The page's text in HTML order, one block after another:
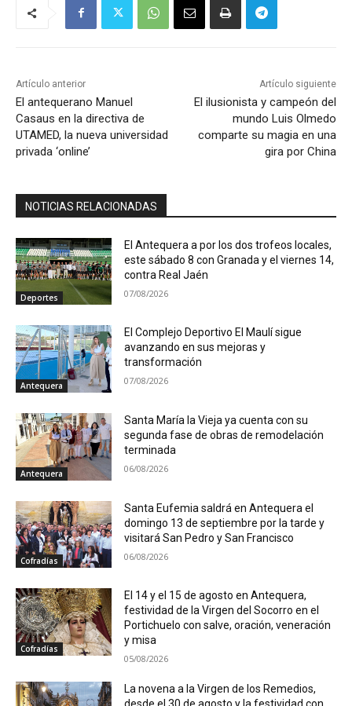
Artículo anterior
El antequerano Manuel
Casaus en la directiva de
UTAMED, la nueva universidad
privada ‘online’
Artículo siguiente
El ilusionista y campeón del
mundo Luis Olmedo
comparte su magia en una
gira por China
NOTICIAS RELACIONADAS
Deportes
El Antequera a por los dos trofeos locales,
este sábado 8 con Granada y el viernes 14,
contra Real Jaén
07/08/2026
Antequera
El Complejo Deportivo El Maulí sigue
avanzando en sus mejoras y
transformación
07/08/2026
Antequera
Santa María la Vieja ya cuenta con su
segunda fase de obras de remodelación
terminada
06/08/2026
Cofradías
Santa Eufemia saldrá en Antequera el
domingo 13 de septiembre por la tarde y
visitará San Pedro y San Francisco
06/08/2026
Cofradías
El 14 y el 15 de agosto en Antequera,
festividad de la Virgen del Socorro en el
Portichuelo con salve, oración, veneración
y misa
05/08/2026
La novena a la Virgen de los Remedios,